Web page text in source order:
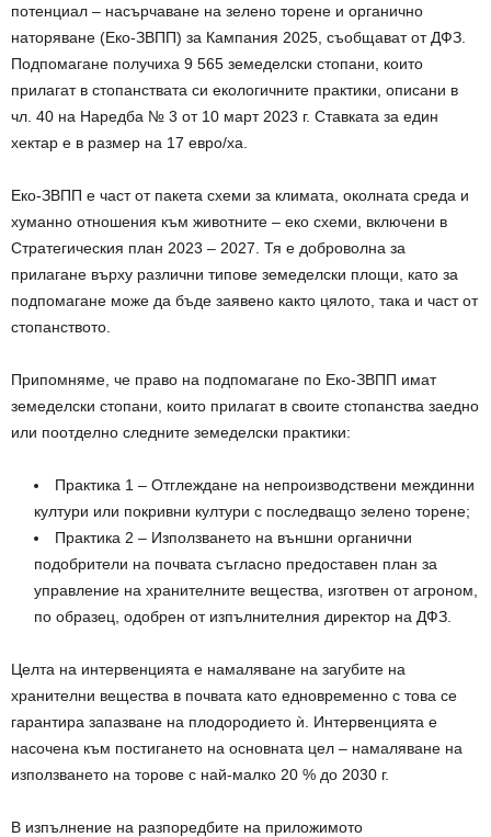
потенциал – насърчаване на зелено торене и органично
наторяване (Еко-ЗВПП) за Кампания 2025, съобщават от ДФЗ.
Подпомагане получиха 9 565 земеделски стопани, които
прилагат в стопанствата си екологичните практики, описани в
чл. 40 на Наредба № 3 от 10 март 2023 г. Ставката за един
хектар е в размер на 17 евро/ха.
Еко-ЗВПП е част от пакета схеми за климата, околната среда и
хуманно отношения към животните – еко схеми, включени в
Стратегическия план 2023 – 2027. Тя е доброволна за
прилагане върху различни типове земеделски площи, като за
подпомагане може да бъде заявено както цялото, така и част от
стопанството.
Припомняме, че право на подпомагане по Еко-ЗВПП имат
земеделски стопани, които прилагат в своите стопанства заедно
или поотделно следните земеделски практики:
Практика 1 – Отглеждане на непроизводствени междинни
култури или покривни култури с последващо зелено торене;
Практика 2 – Използването на външни органични
подобрители на почвата съгласно предоставен план за
управление на хранителните вещества, изготвен от агроном,
по образец, одобрен от изпълнителния директор на ДФЗ.
Целта на интервенцията е намаляване на загубите на
хранителни вещества в почвата като едновременно с това се
гарантира запазване на плодородието ѝ. Интервенцията е
насочена към постигането на основната цел – намаляване на
използването на торове с най-малко 20 % до 2030 г.
В изпълнение на разпоредбите на приложимото